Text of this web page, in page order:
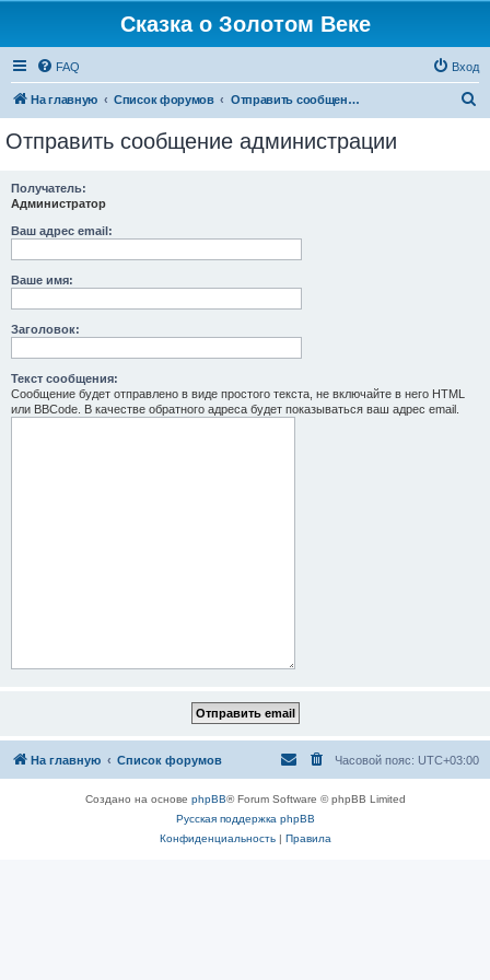
Сказка о Золотом Веке
FAQ Вход
На главную Список форумов Отправить сообщение администрации
Отправить сообщение администрации
Получатель:
Администратор
Ваш адрес email:
Ваше имя:
Заголовок:
Текст сообщения:
Сообщение будет отправлено в виде простого текста, не включайте в него HTML
или BBCode. В качестве обратного адреса будет показываться ваш адрес email.
На главную Список форумов Часовой пояс: UTC+03:00
Создано на основе phpBB® Forum Software © phpBB Limited
Русская поддержка phpBB
Конфиденциальность| Правила